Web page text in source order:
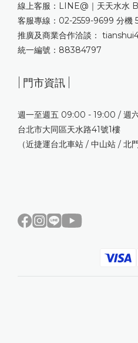
線上客服：LINE@｜ 天天水水
客服專線：02-2559-9699 分機
推廣及商業合作洽談：
統一編號：88384797
| 門市資訊 |
週一至週五 09:00 - 19:00 / 週
台北市大同區天水路41號1樓
（近捷運台北車站 / 中山站 / 北門